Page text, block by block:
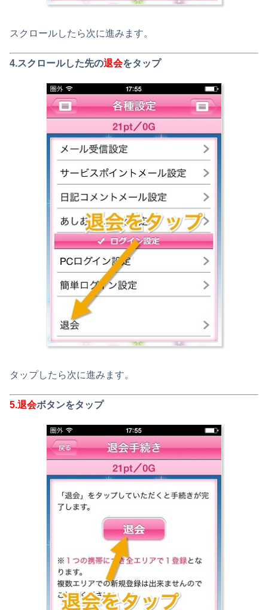
スクロールしたら次に進みます。
4.スクロールした先の退会をタップ
タップしたら次に進みます。
5.退会ボタンをタップ